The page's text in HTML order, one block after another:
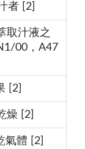
者 [2]
取汁液之
00，A47
[2]
燥 [2]
氣體 [2]